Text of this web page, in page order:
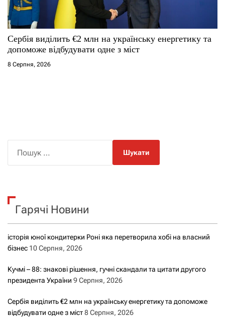
Сербія виділить €2 млн на українську енергетику та
допоможе відбудувати одне з міст
8 Серпня, 2026
к
Гарячі Новини
історія юної кондитерки Роні яка перетворила хобі на власний
бізнес 10 Серпня, 2026
Кучмі – 88: знакові рішення, гучні скандали та цитати другого
президента України 9 Серпня, 2026
Сербія виділить €2 млн на українську енергетику та допоможе
відбудувати одне з міст8 Серпня, 2026